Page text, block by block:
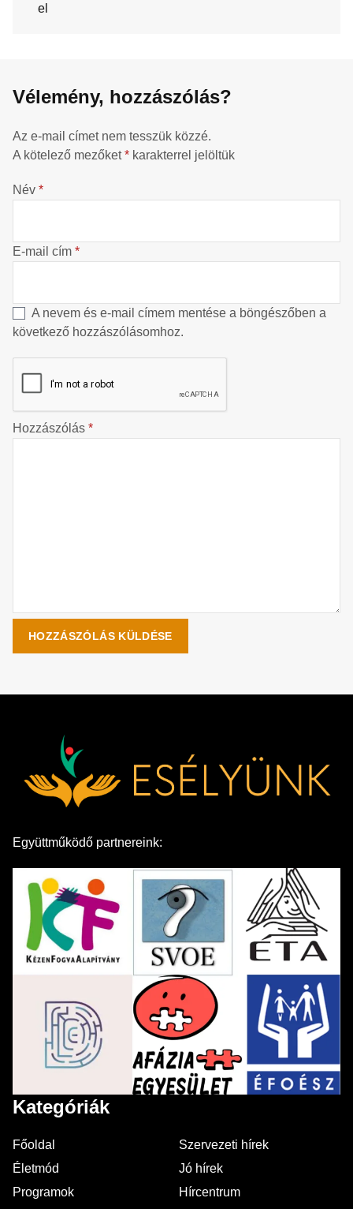
el
Vélemény, hozzászólás?
Az e-mail címet nem tesszük közzé.
A kötelező mezőket* karakterrel jelöltük
Név *
E-mail cím *
A nevem és e-mail címem mentése a böngészőben a
következő hozzászólásomhoz.
Hozzászólás *
Együttműködő partnereink:
Kategóriák
Főoldal
Szervezeti hírek
Életmód
Jó hírek
Programok
Hírcentrum